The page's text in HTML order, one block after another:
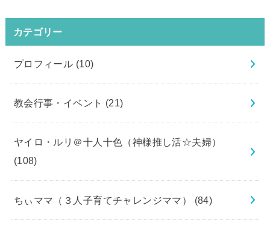
カテゴリー
プロフィール (10)
教会行事・イベント (21)
ヤイロ・ルリ＠十人十色（神様推し活☆夫婦）
(108)
ちぃママ（３人子育てチャレンジママ） (84)